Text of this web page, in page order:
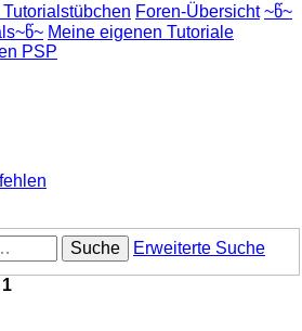
Foren-Übersicht ~წ~
Meine eigenen Tutoriale
PSP
Suche
Erweiterte Suche
1